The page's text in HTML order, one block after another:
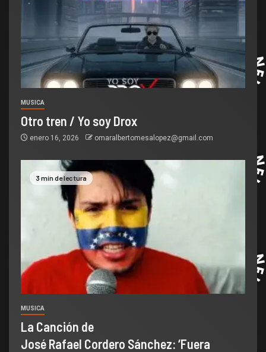
MUSICA
Otro tren / Yo soy Drox
enero 16, 2026 omaralbertomesalopez@gmail.com
3 min de lectura
MUSICA
La Canción de
José Rafael Cordero Sánchez: ‘Fuera